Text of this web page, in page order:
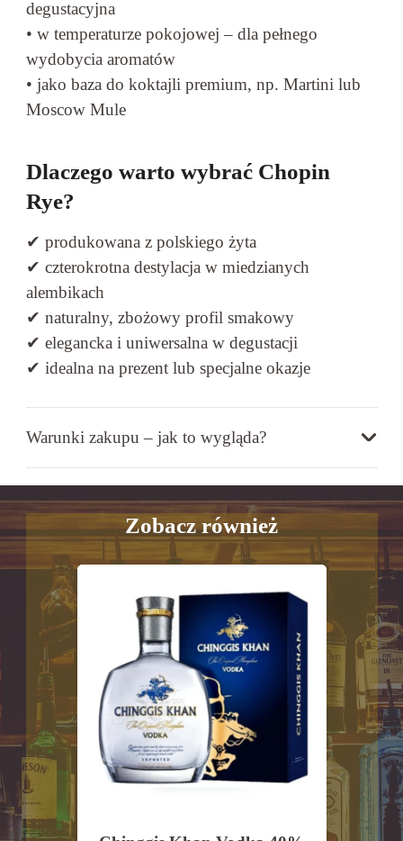
degustacyjna
• w temperaturze pokojowej – dla pełnego
wydobycia aromatów
• jako baza do koktajli premium, np. Martini lub
Moscow Mule
Dlaczego warto wybrać Chopin
Rye?
✔ produkowana z polskiego żyta
✔ czterokrotna destylacja w miedzianych
alembikach
✔ naturalny, zbożowy profil smakowy
✔ elegancka i uniwersalna w degustacji
✔ idealna na prezent lub specjalne okazje
Warunki zakupu – jak to wygląda?
Zobacz również